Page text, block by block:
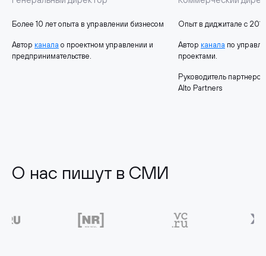
Более 10 лет опыта в управлении бизнесом
Автор канала о проектном управлении и
предпринимательстве.
Опыт в диджитале с
Автор канала по
проектами.
Руководитель
Alto Partners
О нас пишут в СМИ